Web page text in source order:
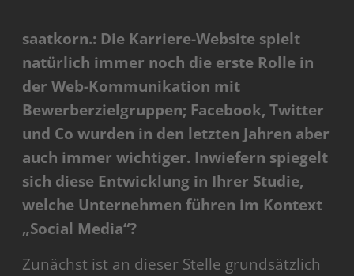
saatkorn.: Die Karriere-Website spielt
natürlich immer noch die erste Rolle in
der Web-Kommunikation mit
Bewerberzielgruppen; Facebook, Twitter
und Co wurden in den letzten Jahren aber
auch immer wichtiger. Inwiefern spiegelt
sich diese Entwicklung in Ihrer Studie,
welche Unternehmen führen im Kontext
„Social Media“?
Zunächst ist an dieser Stelle grundsätzlich